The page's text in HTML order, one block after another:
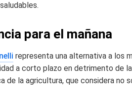
para el mañana
representa una alternativa a los
a corto plazo en detrimento de
de la agricultura, que considera no